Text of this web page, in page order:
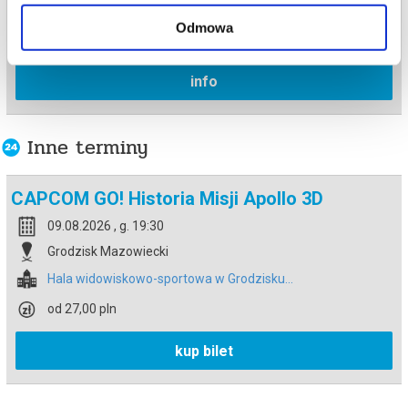
Odmowa
Grodzisk Mazowiecki
Hala widowiskowo-sportowa w Grodzisku...
info
Inne terminy
CAPCOM GO! Historia Misji Apollo 3D
09.08.2026 , g. 19:30
Grodzisk Mazowiecki
Hala widowiskowo-sportowa w Grodzisku...
od 27,00 pln
kup bilet